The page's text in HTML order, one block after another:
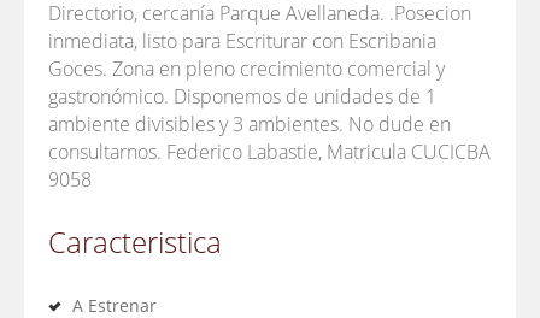
Directorio, cercanía Parque Avellaneda. .Posecion
inmediata, listo para Escriturar con Escribania
Goces. Zona en pleno crecimiento comercial y
gastronómico. Disponemos de unidades de 1
ambiente divisibles y 3 ambientes. No dude en
consultarnos. Federico Labastie, Matricula CUCICBA
9058
Caracteristica
A Estrenar